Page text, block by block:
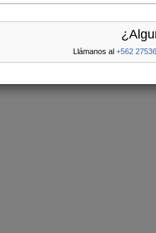
Llámanos al +562